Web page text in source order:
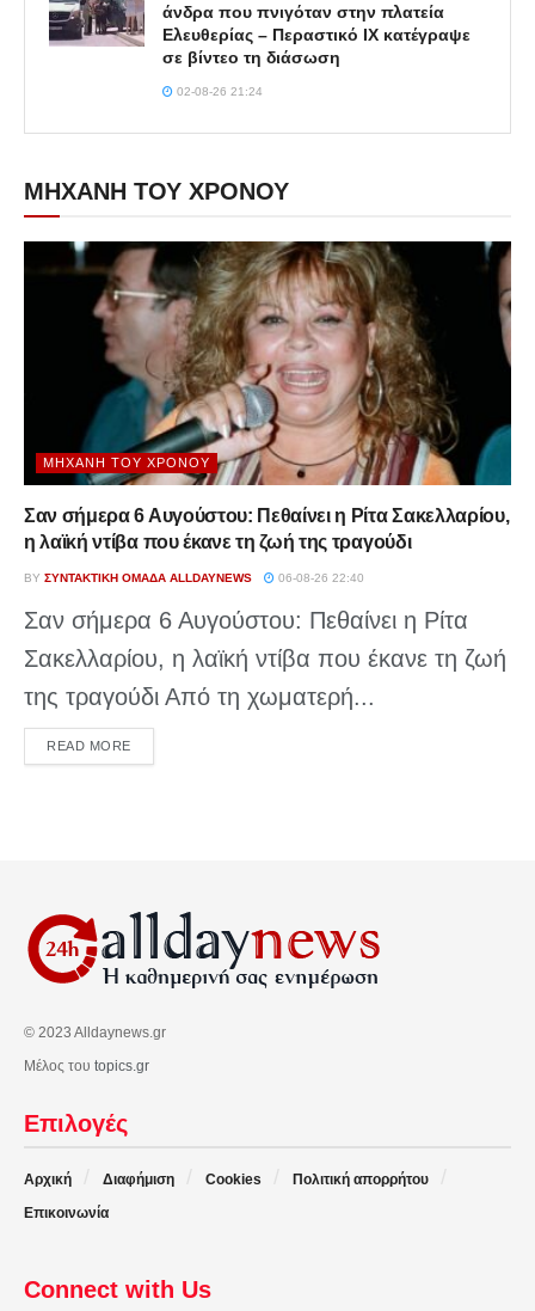
άνδρα που πνιγόταν στην πλατεία
Ελευθερίας – Περαστικό ΙΧ κατέγραψε
σε βίντεο τη διάσωση
02-08-26 21:24
ΜΗΧΑΝΗ ΤΟΥ ΧΡΟΝΟΥ
ΜΗΧΑΝΉ ΤΟΥ ΧΡΌΝΟΥ
Σαν σήμερα 6 Αυγούστου: Πεθαίνει η Ρίτα Σακελλαρίου,
η λαϊκή ντίβα που έκανε τη ζωή της τραγούδι
BY ΣΥΝΤΑΚΤΙΚΉ ΟΜΆΔΑ ALLDAYNEWS 06-08-26 22:40
Σαν σήμερα 6 Αυγούστου: Πεθαίνει η Ρίτα
Σακελλαρίου, η λαϊκή ντίβα που έκανε τη ζωή
της τραγούδι Από τη χωματερή...
READ MOREDETAILS
© 2023 Alldaynews.gr
Μέλος του topics.gr
Επιλογές
Αρχική Διαφήμιση Cookies
Πολιτική απορρήτου
Επικοινωνία
Connect with Us